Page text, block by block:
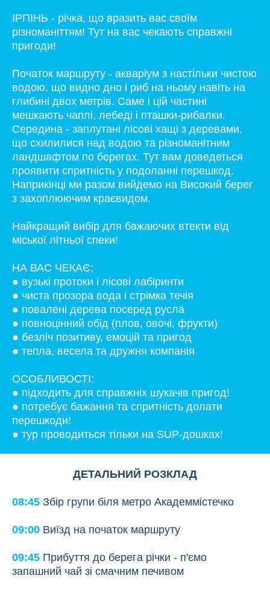
ІРПІНЬ - річка, що вразить вас своїм
різноманіттям! Тут на вас чекають справжні
пригоди!
Початок маршруту - акваріум з настільки чистою
водою, що видно дно і риб на ньому навіть на
глибині двох метрів. Саме і цій частині
мешкають чаплі, лебеді і пташки-рибалки.
Середина - заплутані лісові хащі з деревами,
що схилилися над водою та різноманітним
ландшафтом по берегах. Тут вам доведеться
проявити спритність у подоланні перешкод.
Наприкінці ми разом вийдемо на Високий берег
з захоплюючим краєвидом.
Найкращий вибір для бажаючих втекти від
міської літньої спеки!
НА ВАС ЧЕКАЄ:
● вузькі протоки і лісові лабіринти
● чиста прозора вода і стрімка течія
● повалені дерева посеред русла
● повноцінний обід (плов, овочі, фрукти)
● безліч позитиву, емоцій та пригод
● тепла, весела та дружня компанія
ОСОБЛИВОСТІ:
● підходить для справжніх шукачів пригод!
● потребує бажання та спритність долати
перешкоди!
● тур проводиться тільки на SUP-дошках!
ДЕТАЛЬНИЙ РОЗКЛАД
08:45 Збір групи біля метро Академмістечко
09:00 Виїзд на початок маршруту
09:45 Прибуття до берега річки - п'ємо
запашний чай зі смачним печивом